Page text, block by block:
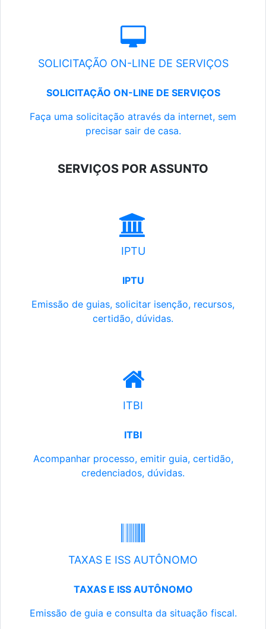
SOLICITAÇÃO ON-LINE DE SERVIÇOS
SOLICITAÇÃO ON-LINE DE SERVIÇOS
Faça uma solicitação através da internet, sem
precisar sair de casa.
SERVIÇOS POR ASSUNTO
IPTU
IPTU
Emissão de guias, solicitar isenção, recursos,
certidão, dúvidas.
ITBI
ITBI
Acompanhar processo, emitir guia, certidão,
credenciados, dúvidas.
TAXAS E ISS AUTÔNOMO
TAXAS E ISS AUTÔNOMO
Emissão de guia e consulta da situação fiscal.